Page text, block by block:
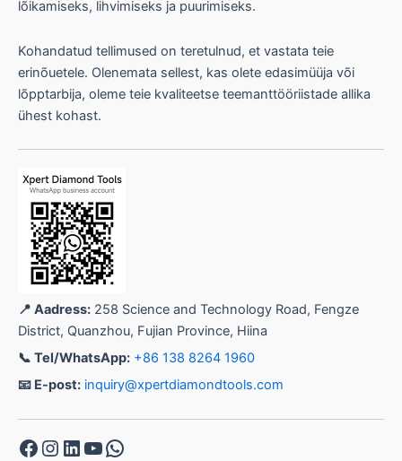
lõikamiseks, lihvimiseks ja puurimiseks.
Kohandatud tellimused on teretulnud, et vastata teie
erinõuetele. Olenemata sellest, kas olete edasimüüja või
lõpptarbija, oleme teie kvaliteetse teemanttööriistade allika
ühest kohast.
📍 Aadress: 258 Science and Technology Road, Fengze
District, Quanzhou, Fujian Province, Hiina
📞 Tel/WhatsApp: +86 138 8264 1960
📧 E-post: inquiry@xpertdiamondtools.com
Facebook
Instagram
LinkedIn
YouTube
WhatsApp